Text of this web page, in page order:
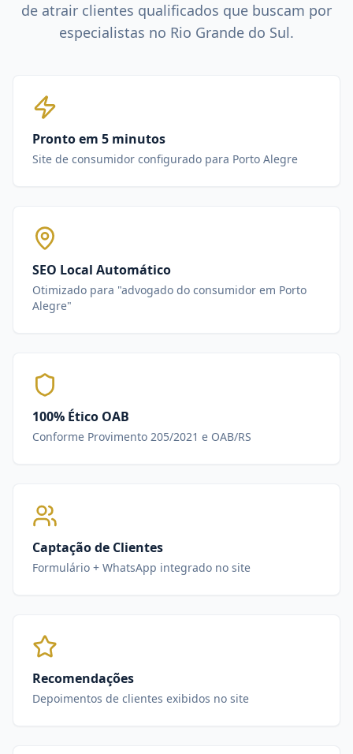
de atrair clientes qualificados que buscam por
especialistas no Rio Grande do Sul.
Pronto em 5 minutos
Site de consumidor configurado para Porto Alegre
SEO Local Automático
Otimizado para "advogado do consumidor em Porto
Alegre"
100% Ético OAB
Conforme Provimento 205/2021 e OAB/RS
Captação de Clientes
Formulário + WhatsApp integrado no site
Recomendações
Depoimentos de clientes exibidos no site